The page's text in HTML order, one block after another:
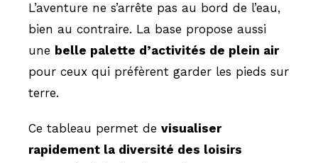
L’aventure ne s’arrête pas au bord de l’eau,
bien au contraire. La base propose aussi
une belle palette d’activités de plein air
pour ceux qui préfèrent garder les pieds sur
terre.
Ce tableau permet de visualiser
rapidement la diversité des loisirs